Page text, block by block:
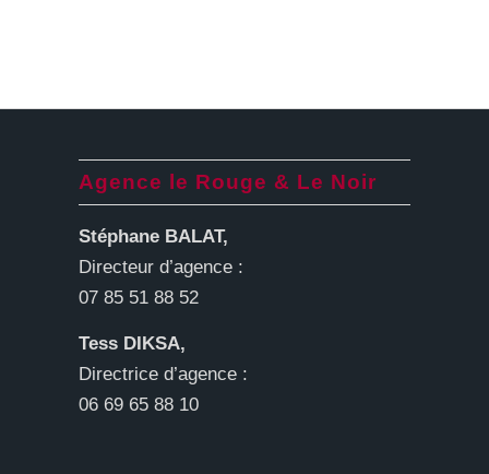
Agence le Rouge & Le Noir
Stéphane BALAT,
Directeur d’agence :
07 85 51 88 52
Tess DIKSA,
Directrice d’agence :
06 69 65 88 10